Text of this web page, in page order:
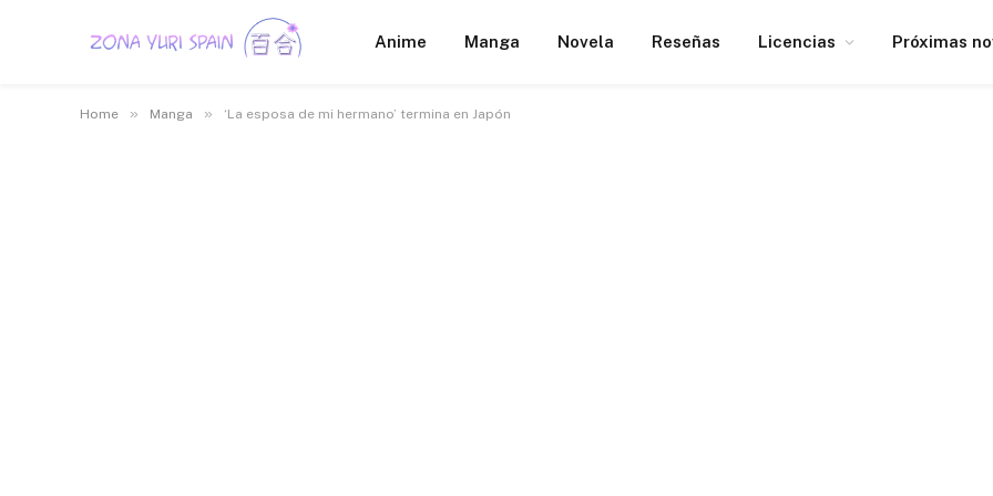
Anime Manga Novela Reseñas Licencias Próximas
Home » Manga » ‘La esposa de mi hermano’ termina en Japón